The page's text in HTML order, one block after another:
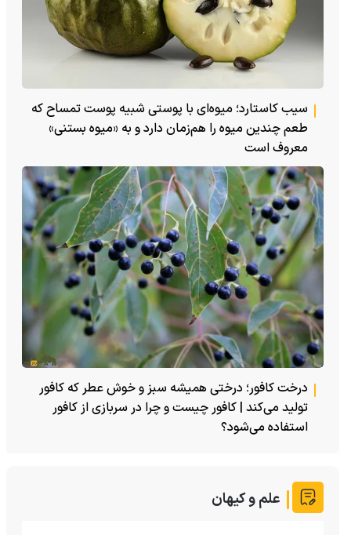
سیب کاستارد؛ میوه‌ای با پوستی شبیه پوست تمساح که
طعم چندین میوه را هم‌زمان دارد و به «میوه بستنی»
معروف است
درخت کافور؛ درختی همیشه سبز و خوش عطر که کافور
تولید می‌کند | کافور چیست و چرا در سربازی از کافور
استفاده می‌شود؟
علم و کیهان